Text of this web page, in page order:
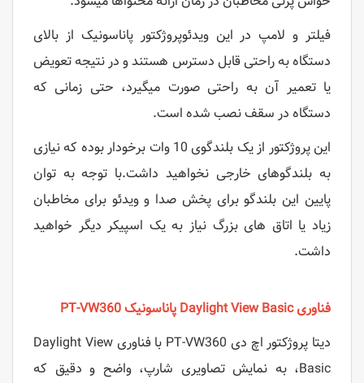
فیلتر و لامپ در این ویدئوپروژکتور پاناسونیک از بالای
دستگاه به راحتی قابل دسترس هستند و در نتیجه تعویض
یا تعمیر آن به راحتی صورت میگیرد، حتی زمانی که
دستگاه در سقف نصب شده است.
این پروژکتور از یک بلندگوی 10 وات برخودار بوده که نیازی
به بلندگوهای خارجی نخواهید داشت.با توجه به توان
پایین این بلندگو برای پخش صدا و ویدئو برای مخاطبان
زیاد یا اتاق های بزرگ نیاز به یک اسپیکر دیگر خواهید
داشت.
فناوری Daylight View Basic پاناسونیک PT-VW360
دیتا پروژکتور اچ دی PT-VW360 با فناوری Daylight View
Basic‌، به نمایش تصاویری شارپ، واضح و دقیق که